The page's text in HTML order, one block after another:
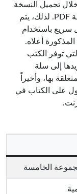
تحميل النسخة
المطلوبة من الكتاب إلى جهاز الكمبيوتر بصيغة PDF. لذلك، يتم
سريع باستخدام
أعلاه.
توفر الكتب
إلى سلة
بها، وأخيراً
على الكتاب في
الخامسة